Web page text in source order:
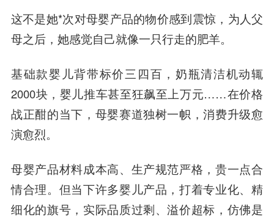
这不是她*次对母婴产品的物价感到震惊，为人父
母之后，她感觉自己就像一只行走的肥羊。
基础款婴儿背带标价三四百，奶瓶清洁机动辄
2000块，婴儿推车甚至狂飙至上万元……在价格
战正酣的当下，母婴赛道独树一帜，消费升级愈
演愈烈。
母婴产品材料成本高、生产规范严格，贵一点合
情合理。但当下许多婴儿产品，打着专业化、精
细化的旗号，实际品质过剩、溢价超标，仿佛是